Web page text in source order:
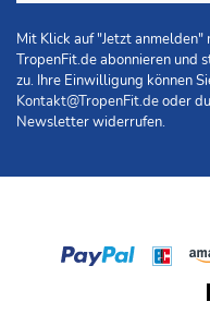
Mit Klick auf "Jetzt
TropenFit.de abonnieren und
zu. Ihre Einwilligung können
Kontakt@TropenFit.deoder
Newsletter widerrufen.